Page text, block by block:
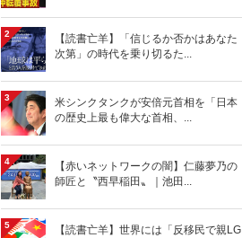
2
【読書亡羊】「信じるか否かはあなた
次第」の時代を乗り切るた...
3
米シンクタンクが安倍元首相を「日本
の歴史上最も偉大な首相、...
4
【赤いネットワークの闇】仁藤夢乃の
師匠と〝西早稲田〟｜池田...
5
【読書亡羊】世界には「反移民で親LG